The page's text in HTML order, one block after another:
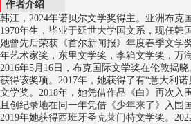
作者介绍
韩江，2024年诺贝尔文学奖得主。亚洲布克
1970年生，毕业于延世大学国文系，现任韩
她曾先后荣获《首尔新闻报》年度春季文学
年艺术家奖，东里文学奖，李箱文学奖，万
2016年5月16日，布克国际文学奖在伦敦揭
获得该奖项。2017年，她获得了有“意大利
文学奖。2018年，她凭借作品《白》再次入
且创纪录地在同一年凭借《少年来了》入围
2019年她获得西班牙圣克莱门特文学奖。